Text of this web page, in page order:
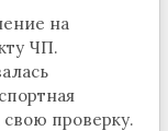
на
ЧП.
свою проверку.